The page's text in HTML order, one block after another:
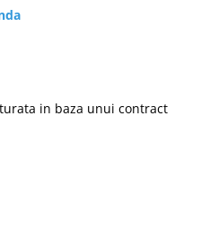
in baza unui contract